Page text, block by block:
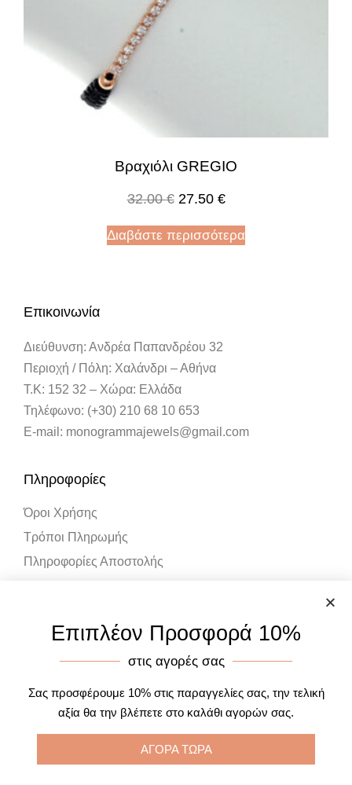
Βραχιόλι GREGIO
32.00€ 27.50 €
Διαβάστε περισσότερα
Επικοινωνία
Διεύθυνση: Ανδρέα Παπανδρέου 32
Περιοχή / Πόλη: Χαλάνδρι – Αθήνα
Τ.Κ: 152 32 – Χώρα: Ελλάδα
Τηλέφωνο: (+30) 210 68 10 653
E-mail: monogrammajewels@gmail.com
Πληροφορίες
Όροι Χρήσης
Τρόποι Πληρωμής
Πληροφορίες Αποστολής
Ο Λογαριασμός μου
Καλάθι Αγορών
Designed by One Page Studios
Επιπλέον Προσφορά 10%
στις αγορές σας
Σας προσφέρουμε 10% στις παραγγελίες σας, την τελική
αξία θα την βλέπετε στο καλάθι αγορών σας.
ΑΓΟΡΑ ΤΩΡΑ